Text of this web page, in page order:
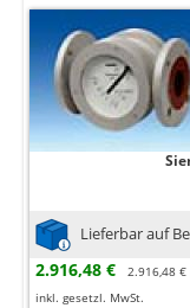
Lieferbar auf
2.916,48 €
2.916,48 €
inkl. gesetzl. MwSt.